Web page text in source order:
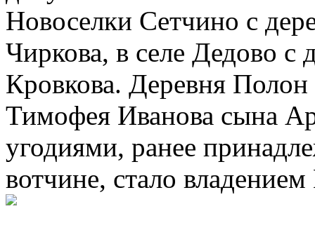
Новоселки Сетчино с
Чиркова, в селе Дедово с
Кровкова. Деревня
Тимофея Иванова сына
угодиями, ранее
вотчине, стало